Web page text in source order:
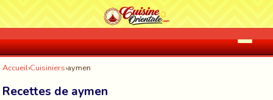
Accueil›Cuisiniers›aymen
Recettes de aymen